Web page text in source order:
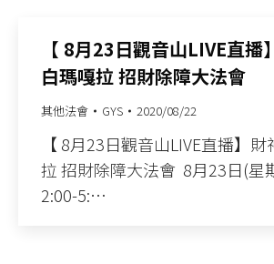
【 8月23日觀音山LIVE直播
白瑪嘎拉 招財除障大法會
其他法會 GYS 2020/08/22
【 8月23日觀音山LIVE直播】
拉 招財除障大法會 8月23日(星
2:00-5:…